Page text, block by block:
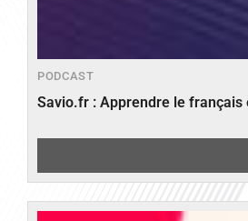
PODCAST
Savio.fr : Apprendre le français